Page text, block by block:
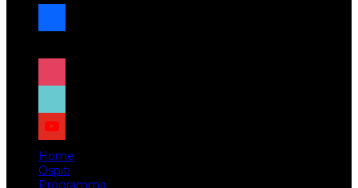
facebook
x
instagram
tiktok
youtube
Home
Ospiti
Programma